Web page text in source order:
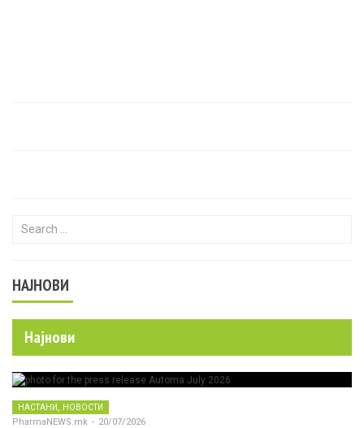
Search for:
НАЈНОВИ
Најнови
НАСТАНИ НОВОСТИ
PharmaNEWS.mk - 20/07/2026